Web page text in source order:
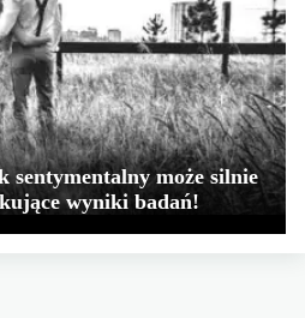
sentymentalny może silnie
wyniki badań!